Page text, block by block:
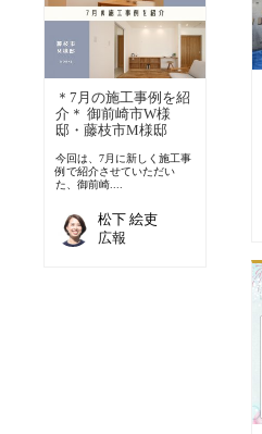
＊7月の施工事例を紹
介＊ 御前崎市W様
邸・藤枝市M様邸
今回は、7月に新しく施工事
例で紹介させていただい
た、御前崎....
松下 絵吏
広報